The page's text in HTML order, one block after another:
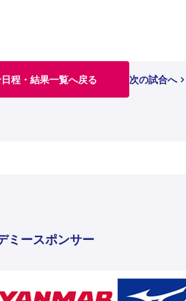
程・結果一覧へ戻る 次の試合へ
ミースポンサー